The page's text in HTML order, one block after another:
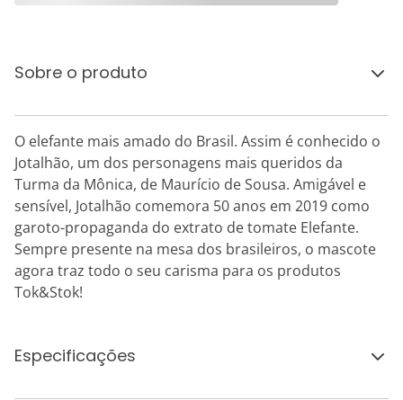
Sobre o produto
O elefante mais amado do Brasil. Assim é conhecido o
Jotalhão, um dos personagens mais queridos da
Turma da Mônica, de Maurício de Sousa. Amigável e
sensível, Jotalhão comemora 50 anos em 2019 como
garoto-propaganda do extrato de tomate Elefante.
Sempre presente na mesa dos brasileiros, o mascote
agora traz todo o seu carisma para os produtos
Tok&Stok!
Especificações